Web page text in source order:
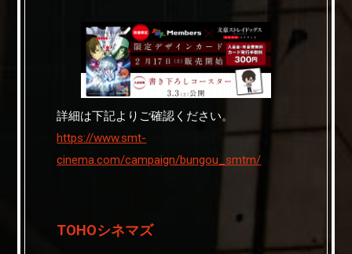
詳細は下記よりご確認ください。
https://www.smt-
cinema.com/campaign/bungou_smtm/
TOHOシネマズ